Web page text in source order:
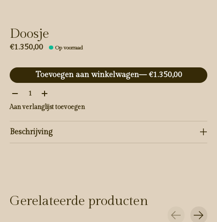
Doosje
€1.350,00 Op voorraad
Toevoegen aan winkelwagen
— €1.350,00
Aantal:
Aan verlanglijst toevoegen
Beschrijving
Gerelateerde producten